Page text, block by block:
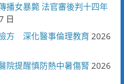
播女暴斃 法官審後判十四年
日
方 深化醫事倫理教育 2026
提醒慎防熱中暑傷腎 2026